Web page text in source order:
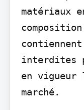
matériaux
interdites
en vigueur
marché.